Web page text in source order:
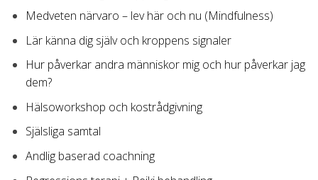
Medveten närvaro – lev här och nu (Mindfulness)
Lär känna dig själv och kroppens signaler
Hur påverkar andra människor mig och hur påverkar jag
dem?
Hälsoworkshop och kostrådgivning
Själsliga samtal
Andlig baserad coachning